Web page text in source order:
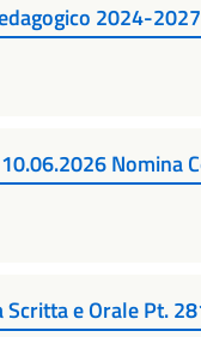
2024-2027
Nomina
Scritta e Orale Pt.